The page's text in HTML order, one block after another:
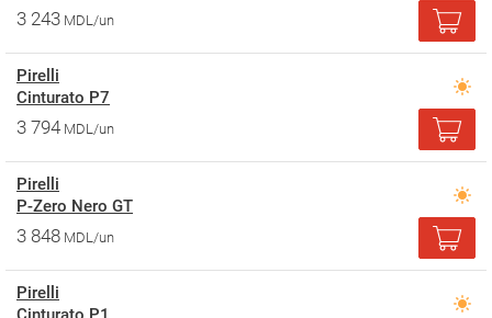
3 243 MDL/un
Pirelli
Cinturato P7
3 794 MDL/un
Pirelli
P-Zero Nero GT
3 848 MDL/un
Pirelli